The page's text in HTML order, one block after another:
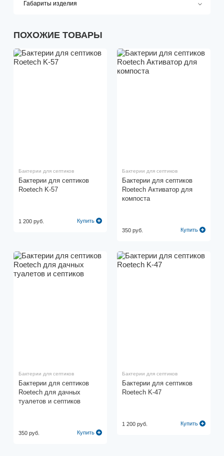
Габариты изделия
ПОХОЖИЕ ТОВАРЫ
Бактерии для септиков
Бактерии для септиков
Roetech K-57
1 200 руб. Купить
Бактерии для септиков
Бактерии для септиков
Roetech Активатор для
компоста
350 руб. Купить
Бактерии для септиков
Бактерии для септиков
Roetech для дачных
туалетов и септиков
350 руб. Купить
Бактерии для септиков
Бактерии для септиков
Roetech K-47
1 200 руб. Купить